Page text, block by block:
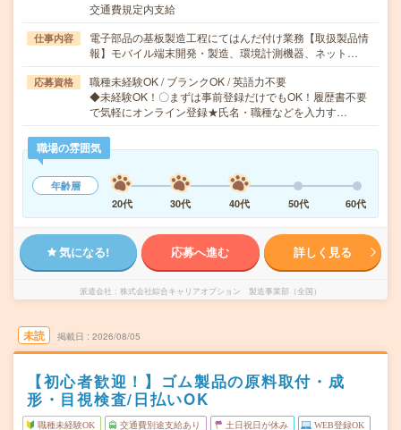
交通費規定内支給
仕事内容
電子部品の基板製造工程にてはんだ付け業務【取扱製品情
報】モバイル端末開発・製造、環境計測機器、ネット…
応募資格
職種未経験OK / ブランクOK / 英語力不要
◆未経験OK！〇まずは事前登録だけでもOK！履歴書不要
で気軽にオンライン登録★氏名・職種などを入力す…
職場の雰囲気
年齢層
20代
30代 40代 50代 60代
気になる! 応募へ進む 詳しく見る
派遣会社 株式会社綜合キャリアオプション 製造事業部（全国）
未読 掲載日 2026/08/05
【初心者歓迎！】ゴム製品の原料取付・成
形・目視検査/日払いOK
職種未経験OK 交通費別途支給あり 土日祝日が休み WEB登録OK